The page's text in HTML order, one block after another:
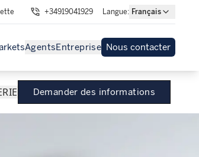
+34919041929 Langue: Français
AgentsEntreprise Nous contacter
Demander des informations